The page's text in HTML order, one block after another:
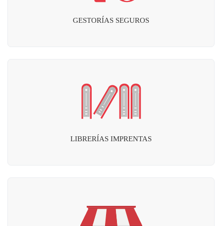
GESTORÍAS SEGUROS
LIBRERÍAS IMPRENTAS